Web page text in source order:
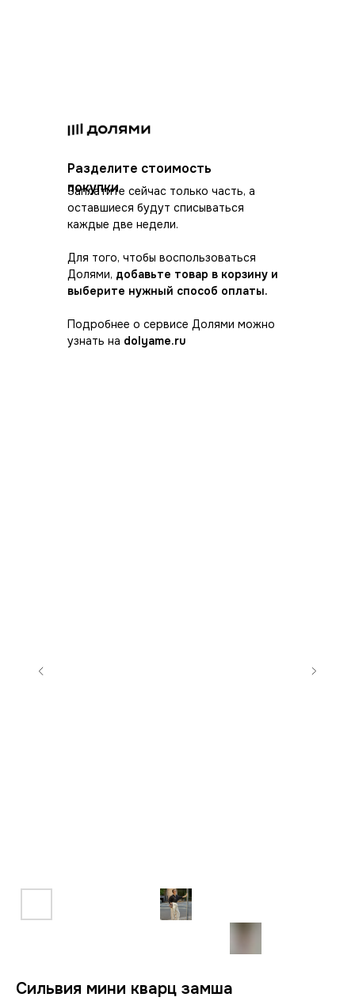
Заплатите сейчас только часть, а
оставшиеся будут списываться
каждые две недели.
Для того, чтобы воспользоваться
Долями, добавьте товар в корзину и
выберите нужный способ оплаты.
Подробнее о сервисе Долями можно
узнать на dolyame.ru
Разделите стоимость
покупки
Сильвия мини кварц замша